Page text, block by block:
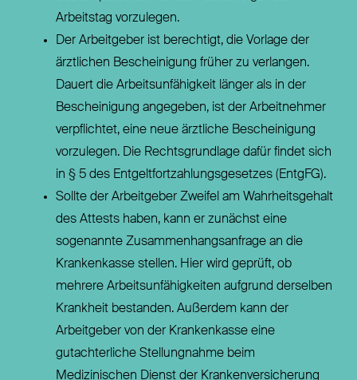
Arbeitstag vorzulegen.
Der Arbeitgeber ist berechtigt, die Vorlage der
ärztlichen Bescheinigung früher zu verlangen.
Dauert die Arbeitsunfähigkeit länger als in der
Bescheinigung angegeben, ist der Arbeitnehmer
verpflichtet, eine neue ärztliche Bescheinigung
vorzulegen. Die Rechtsgrundlage dafür findet sich
in § 5 des Entgeltfortzahlungsgesetzes (EntgFG).
Sollte der Arbeitgeber Zweifel am Wahrheitsgehalt
des Attests haben, kann er zunächst eine
sogenannte Zusammenhangsanfrage an die
Krankenkasse stellen. Hier wird geprüft, ob
mehrere Arbeitsunfähigkeiten aufgrund derselben
Krankheit bestanden. Außerdem kann der
Arbeitgeber von der Krankenkasse eine
gutachterliche Stellungnahme beim
Medizinischen Dienst der Krankenversicherung